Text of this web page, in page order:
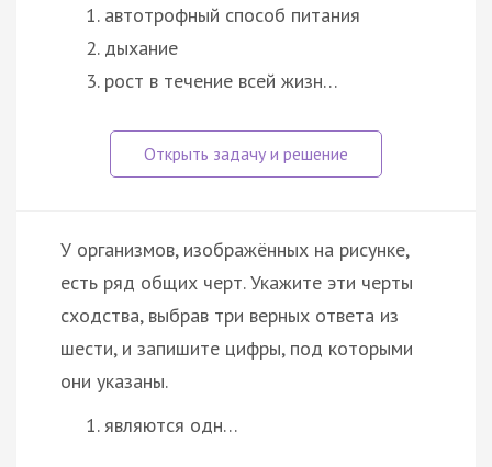
автотрофный способ питания
дыхание
рост в течение всей жизн…
У организмов, изображённых на рисунке,
есть ряд общих черт. Укажите эти черты
сходства, выбрав три верных ответа из
шести, и запишите цифры, под которыми
они указаны.
являются одн…